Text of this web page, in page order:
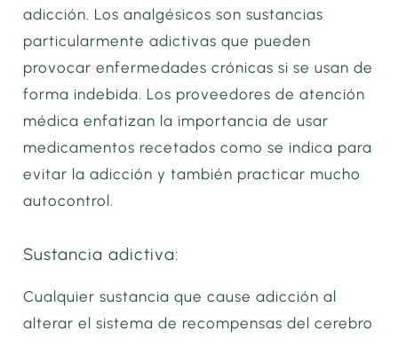
adicción. Los analgésicos son sustancias
particularmente adictivas que pueden
provocar enfermedades crónicas si se usan de
forma indebida. Los proveedores de atención
médica enfatizan la importancia de usar
medicamentos recetados como se indica para
evitar la adicción y también practicar mucho
autocontrol.
Sustancia adictiva:
Cualquier sustancia que cause adicción al
alterar el sistema de recompensas del cerebro